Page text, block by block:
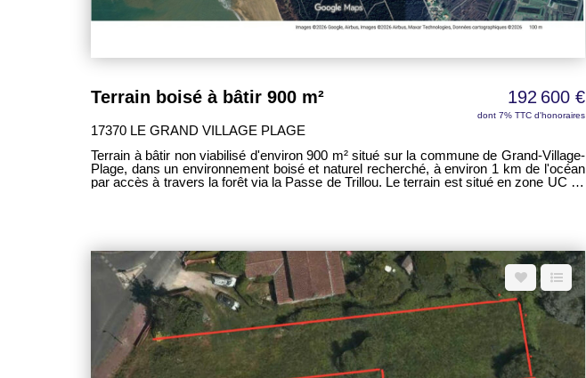
Terrain boisé à bâtir 900 m² 192 600 €
dont 7% TTC d'honoraires
17370 LE GRAND VILLAGE PLAGE
Terrain à bâtir non viabilisé d'environ 900 m² situé sur la commune de Grand-Village-
Plage, dans un environnement boisé et naturel recherché, à environ 1 km de l'océan
par accès à travers la forêt via la Passe de Trillou. Le terrain est situé en zone UC du
également situé en zone VF1 du Plan de Prévention des Risques Naturels (PPRN),
correspondant à un aléa faible concernant le risque feux de forêt. Terrain sableux ne
relevant pas, à ce jour, de l'obligation d'étude géotechnique préalable de type G1 au
titre de la réglementation connue par le vendeur. Terrain vendu non viabilisé. Les
raccordements aux différents réseaux resteront à la charge de l'acquéreur. Le
bornage sera réalisé par le vendeur préalablement à la vente. Les informations sur
les risques auxquels ce bien est exposé sont disponibles sur le site Géorisques :
www.georisques.gouv.fr Toutes les informations, surfaces et possibilités de
construction sont données à titre indicatif et devront être confirmées par les services
compétents dans le cadre du projet de l'acquéreur.